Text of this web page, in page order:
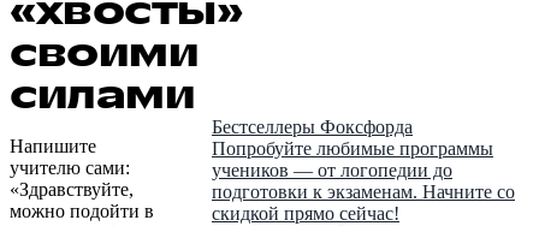
«хвосты»
своими
силами
Напишите
учителю сами:
«Здравствуйте,
можно подойти в
Бестселлеры Фоксфорда
Попробуйте любимые программы
учеников — от логопедии до
подготовки к экзаменам. Начните со
скидкой прямо сейчас!